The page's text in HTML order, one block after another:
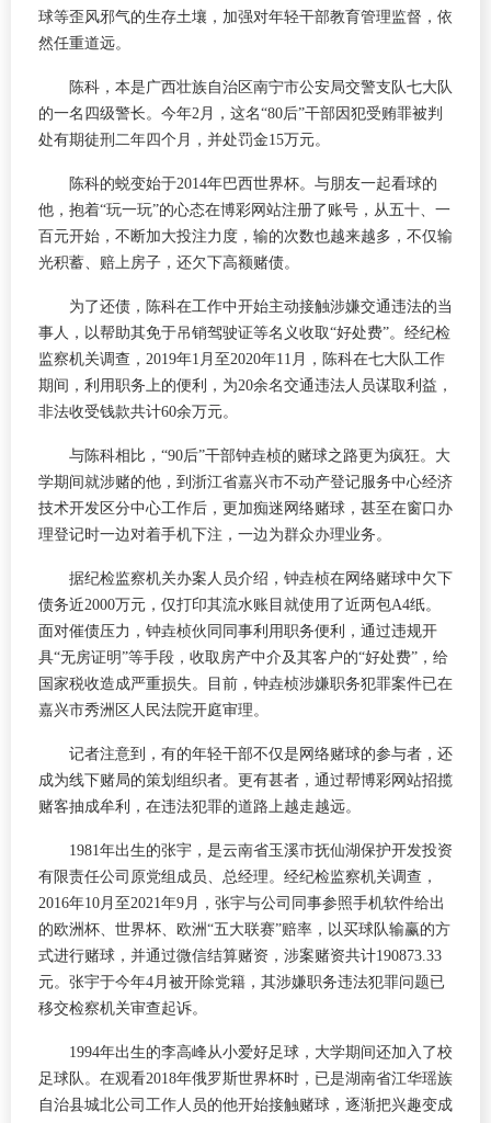
球等歪风邪气的生存土壤，加强对年轻干部教育管理监督，依
然任重道远。
陈科，本是广西壮族自治区南宁市公安局交警支队七大队
的一名四级警长。今年2月，这名“80后”干部因犯受贿罪被判
处有期徒刑二年四个月，并处罚金15万元。
陈科的蜕变始于2014年巴西世界杯。与朋友一起看球的
他，抱着“玩一玩”的心态在博彩网站注册了账号，从五十、一
百元开始，不断加大投注力度，输的次数也越来越多，不仅输
光积蓄、赔上房子，还欠下高额赌债。
为了还债，陈科在工作中开始主动接触涉嫌交通违法的当
事人，以帮助其免于吊销驾驶证等名义收取“好处费”。经纪检
监察机关调查，2019年1月至2020年11月，陈科在七大队工作
期间，利用职务上的便利，为20余名交通违法人员谋取利益，
非法收受钱款共计60余万元。
与陈科相比，“90后”干部钟垚桢的赌球之路更为疯狂。大
学期间就涉赌的他，到浙江省嘉兴市不动产登记服务中心经济
技术开发区分中心工作后，更加痴迷网络赌球，甚至在窗口办
理登记时一边对着手机下注，一边为群众办理业务。
据纪检监察机关办案人员介绍，钟垚桢在网络赌球中欠下
债务近2000万元，仅打印其流水账目就使用了近两包A4纸。
面对催债压力，钟垚桢伙同同事利用职务便利，通过违规开
具“无房证明”等手段，收取房产中介及其客户的“好处费”，给
国家税收造成严重损失。目前，钟垚桢涉嫌职务犯罪案件已在
嘉兴市秀洲区人民法院开庭审理。
记者注意到，有的年轻干部不仅是网络赌球的参与者，还
成为线下赌局的策划组织者。更有甚者，通过帮博彩网站招揽
赌客抽成牟利，在违法犯罪的道路上越走越远。
1981年出生的张宇，是云南省玉溪市抚仙湖保护开发投资
有限责任公司原党组成员、总经理。经纪检监察机关调查，
2016年10月至2021年9月，张宇与公司同事参照手机软件给出
的欧洲杯、世界杯、欧洲“五大联赛”赔率，以买球队输赢的方
式进行赌球，并通过微信结算赌资，涉案赌资共计190873.33
元。张宇于今年4月被开除党籍，其涉嫌职务违法犯罪问题已
移交检察机关审查起诉。
1994年出生的李高峰从小爱好足球，大学期间还加入了校
足球队。在观看2018年俄罗斯世界杯时，已是湖南省江华瑶族
自治县城北公司工作人员的他开始接触赌球，逐渐把兴趣变成